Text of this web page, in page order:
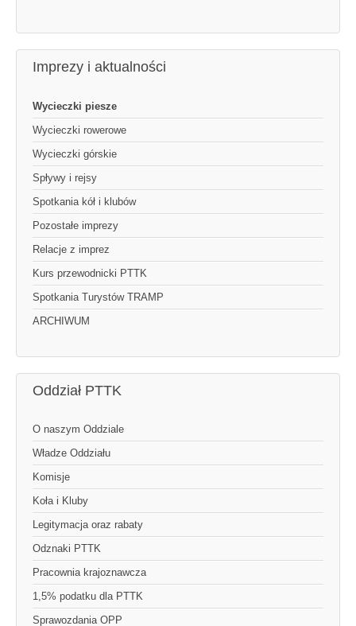
Imprezy i aktualności
Wycieczki piesze
Wycieczki rowerowe
Wycieczki górskie
Spływy i rejsy
Spotkania kół i klubów
Pozostałe imprezy
Relacje z imprez
Kurs przewodnicki PTTK
Spotkania Turystów TRAMP
ARCHIWUM
Oddział PTTK
O naszym Oddziale
Władze Oddziału
Komisje
Koła i Kluby
Legitymacja oraz rabaty
Odznaki PTTK
Pracownia krajoznawcza
1,5% podatku dla PTTK
Sprawozdania OPP